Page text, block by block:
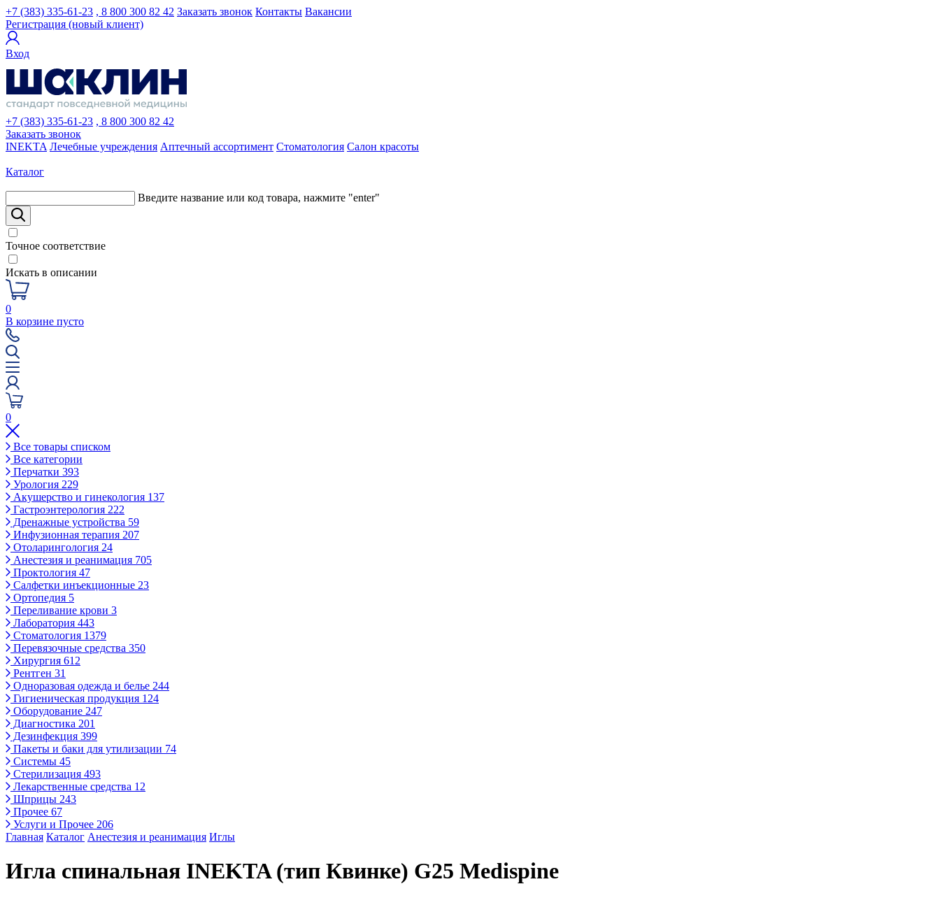
+7 (383) 335-61-23 , 8 800 300 82 42 Заказать звонок Контакты Вакансии
Регистрация (новый клиент)
Вход
+7 (383) 335-61-23 , 8 800 300 82 42
Заказать звонок
INEKTA Лечебные учреждения Аптечный ассортимент Стоматология Салон красоты
Каталог
Введите название или код товара, нажмите "enter"
Точное соответствие
Искать в описании
0
В корзине пусто
0
Все товары списком
Все категории
Перчатки 393
Урология 229
Акушерство и гинекология 137
Гастроэнтерология 222
Дренажные устройства 59
Инфузионная терапия 207
Отоларингология 24
Анестезия и реанимация 705
Проктология 47
Салфетки инъекционные 23
Ортопедия 5
Переливание крови 3
Лаборатория 443
Стоматология 1379
Перевязочные средства 350
Хирургия 612
Рентген 31
Одноразовая одежда и белье 244
Гигиеническая продукция 124
Оборудование 247
Диагностика 201
Дезинфекция 399
Пакеты и баки для утилизации 74
Системы 45
Стерилизация 493
Лекарственные средства 12
Шприцы 243
Прочее 67
Услуги и Прочее 206
Главная Каталог Анестезия и реанимация Иглы
Игла спинальная INEKTA (тип Квинке) G25 Medispine